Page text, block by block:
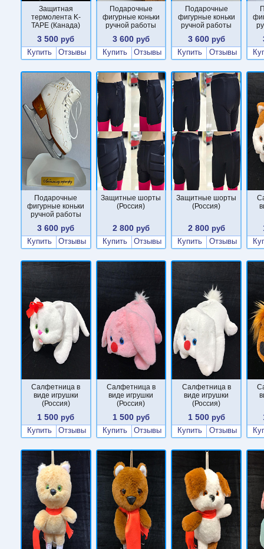
Защитная
термолента K-
TAPE (Канада)
3 500 руб
Купить
Отзывы
Подарочные
фигурные коньки
ручной работы
3 600 руб
Купить
Отзывы
Подарочные
фигурные коньки
ручной работы
3 600руб
Купить
Отзывы
Подарочные
фигурные коньки
ручной работы
3 600 руб
Купить
Отзывы
Защитные шорты
(Россия)
2 800 руб
Купить
Отзывы
Защитные шорты
(Россия)
2 800руб
Купить
Отзывы
Салфетница в
виде игрушки
(Россия)
1 500 руб
Купить
Отзывы
Салфетница в
виде игрушки
(Россия)
1 500 руб
Купить
Отзывы
Салфетница в
виде игрушки
(Россия)
1 500руб
Купить
Отзывы